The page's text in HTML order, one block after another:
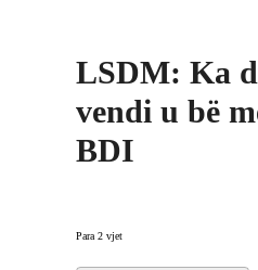
LSDM: Ka
vendi u bë
BDI
Para 2 vjet